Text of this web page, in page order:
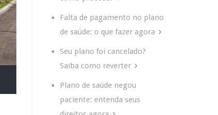
Falta de pagamento no plano
de saúde: o que fazer agora
Seu plano foi cancelado?
Saiba como reverter
Plano de saúde negou
paciente: entenda seus